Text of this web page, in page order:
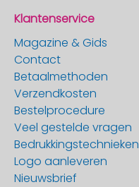
Klantenservice
Magazine & Gids
Contact
Betaalmethoden
Verzendkosten
Bestelprocedure
Veel gestelde vragen
Bedrukkingstechnieken
Logo aanleveren
Nieuwsbrief